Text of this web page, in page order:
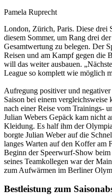
Pamela Ruprecht
London, Zürich, Paris. Diese drei
diesem Sommer, um Rang drei
Gesamtwertung zu belegen. Der
Reisen und am Kampf gegen die
will das weiter ausbauen.
League so komplett wie möglich
Aufregung positiver und
Saison bei einem vergleichsweise
nach einer Reise vom Trainings-
Julian Webers Gepäck kam nicht
Kleidung. Es half ihm der
borgte Julian Weber auf die
langes Warten auf den Koffer am
Beginn der Speerwurf-Show
seines Teamkollegen war der
zum Aufwärmen im Berliner
Bestleistung zum